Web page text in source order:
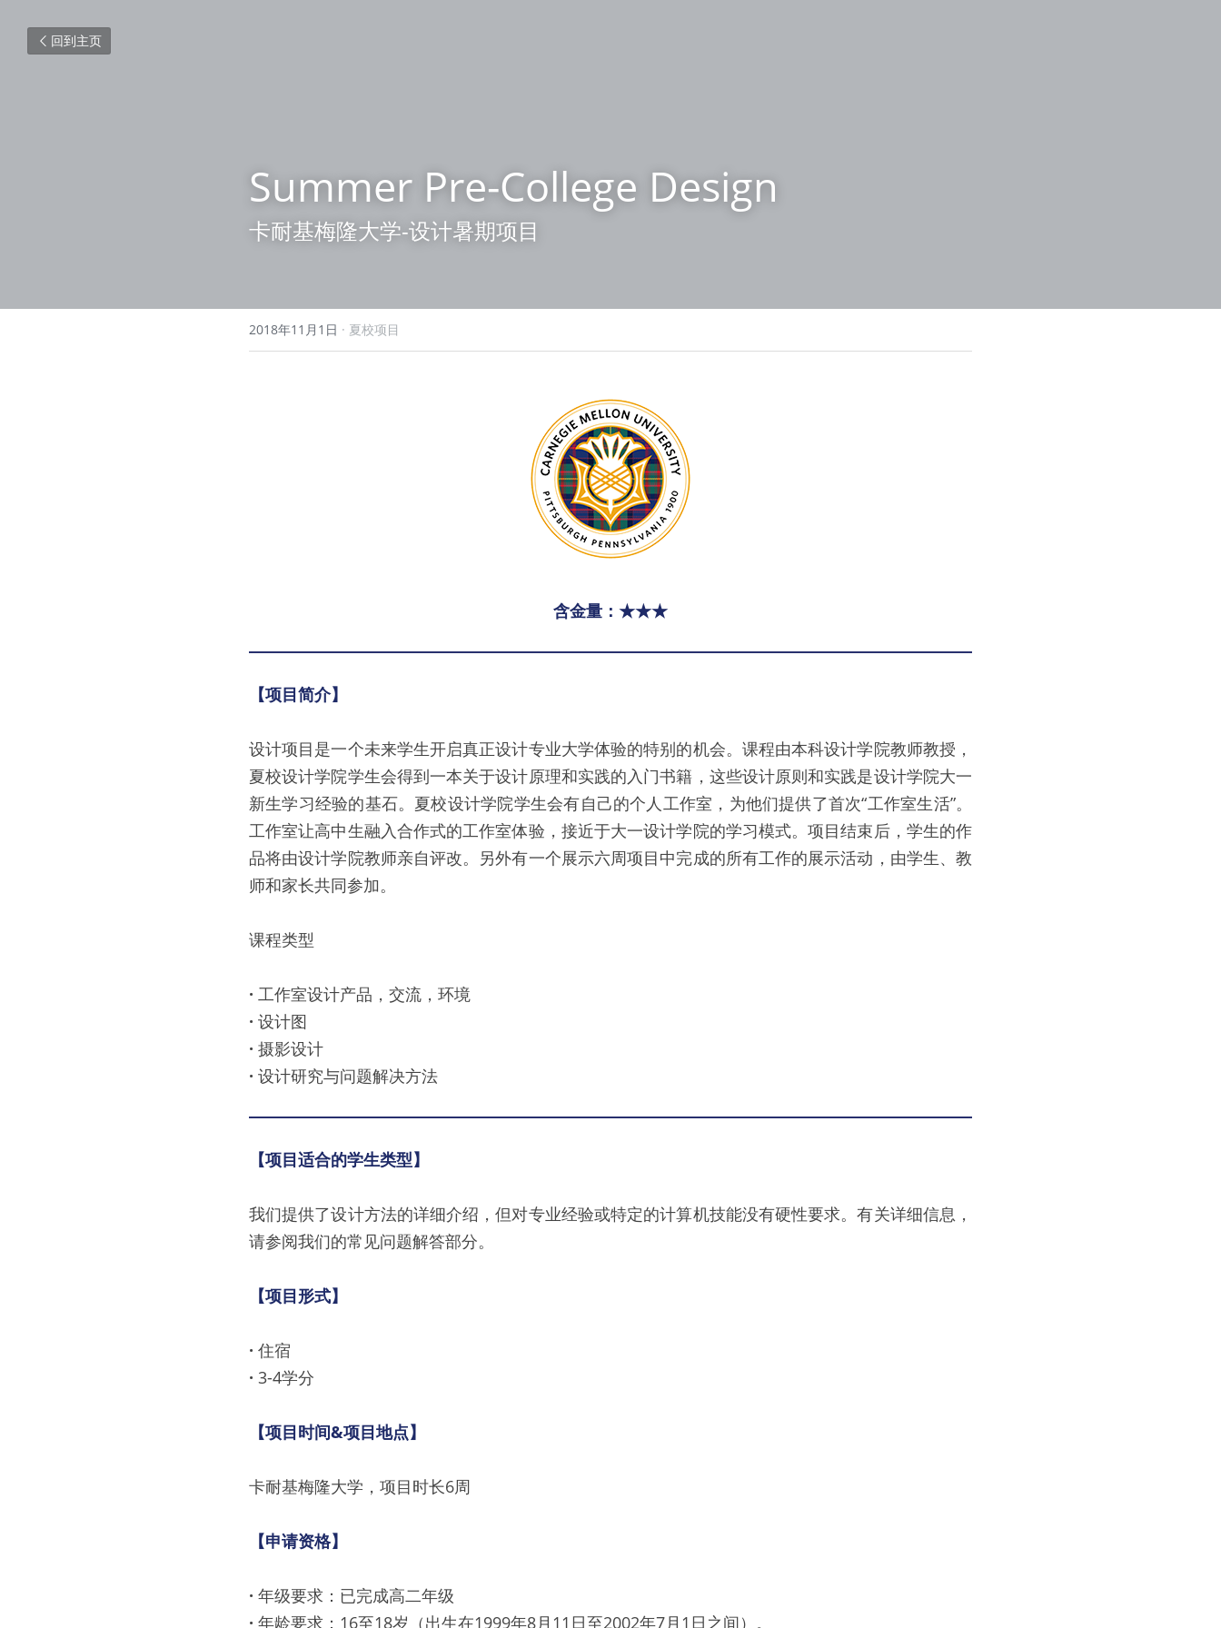
回到主页
Summer Pre-College Design
卡耐基梅隆大学-设计暑期项目
2018年11月1日 · 夏校项目
含金量：★★★
【项目简介】
设计项目是一个未来学生开启真正设计专业大学体验的特别的机会。课程由本科设计学院教师教授，
夏校设计学院学生会得到一本关于设计原理和实践的入门书籍，这些设计原则和实践是设计学院大一
新生学习经验的基石。夏校设计学院学生会有自己的个人工作室，为他们提供了首次“工作室生活”。
工作室让高中生融入合作式的工作室体验，接近于大一设计学院的学习模式。项目结束后，学生的作
品将由设计学院教师亲自评改。另外有一个展示六周项目中完成的所有工作的展示活动，由学生、教
师和家长共同参加。
课程类型
· 工作室设计产品，交流，环境
· 设计图
· 摄影设计
· 设计研究与问题解决方法
【项目适合的学生类型】
我们提供了设计方法的详细介绍，但对专业经验或特定的计算机技能没有硬性要求。有关详细信息，
请参阅我们的常见问题解答部分。
【项目形式】
· 住宿
· 3-4学分
【项目时间&项目地点】
卡耐基梅隆大学，项目时长6周
【申请资格】
· 年级要求：已完成高二年级
· 年龄要求：16至18岁（出生在1999年8月11日至2002年7月1日之间）。